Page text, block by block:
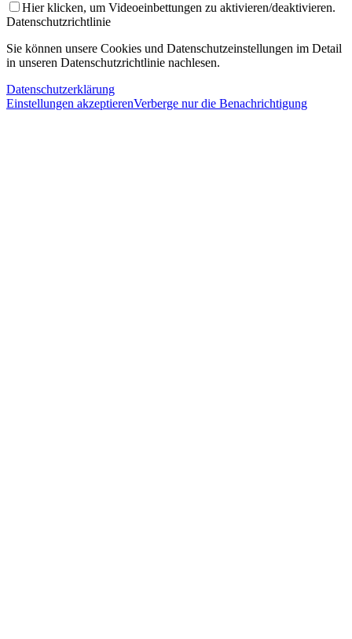
Hier klicken, um Videoeinbettungen zu aktivieren/deaktivieren.
Datenschutzrichtlinie
Sie können unsere Cookies und Datenschutzeinstellungen im Detail
in unseren Datenschutzrichtlinie nachlesen.
Datenschutzerklärung
Einstellungen akzeptierenVerberge nur die Benachrichtigung